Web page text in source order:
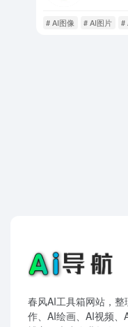
# AI图像 # AI图片 #
春风AI工具箱网站，
作、AI绘画、AI视频